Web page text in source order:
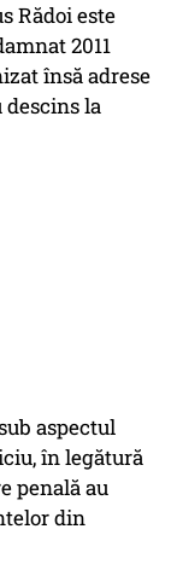
Rădoi este
2011
însă adrese
la
aspectul
în legătură
penală au
din